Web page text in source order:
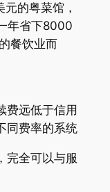
的粤菜馆，
年省下8000
餐饮业而
费远低于信用
同费率的系统
完全可以与服